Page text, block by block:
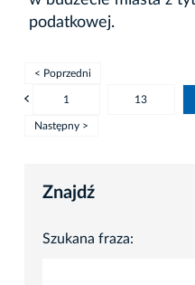
podatkowej.
< Poprzedni
1 13
Następny >
Znajdź
Szukana fraza: